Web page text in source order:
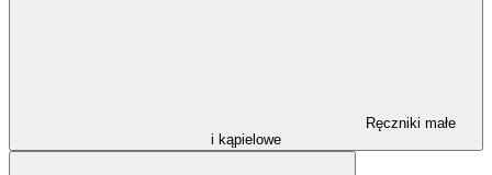
Ręczniki małe
i kąpielowe